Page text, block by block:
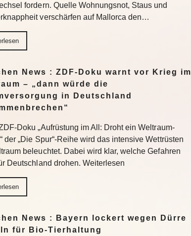
fordern. Quelle Wohnungsnot, Staus und
verschärfen auf Mallorca den…
News : ZDF-Doku warnt vor Krieg im
– „dann würde die
in Deutschland
Doku „Aufrüstung im All: Droht ein Weltraum-
der „Die Spur“-Reihe wird das intensive Wettrüsten
beleuchtet. Dabei wird klar, welche Gefahren
Deutschland drohen. Weiterlesen
News : Bayern lockert wegen Dürre
für Bio-Tierhaltung